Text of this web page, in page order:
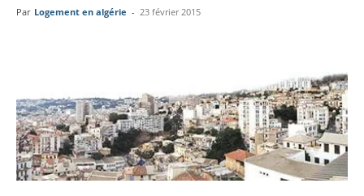
Par Logement en algérie - 23 février 2015